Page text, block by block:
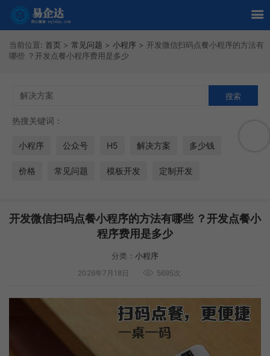
当前位置: 首页 > 常见问题 > 小程序 > 开发微信扫码点餐小程序的方法有
哪些 ？开发点餐小程序费用是多少
热搜关键词：
小程序 公众号 H5 解决方案 多少钱
价格 常见问题 模板开发 定制开发
开发微信扫码点餐小程序的方法有哪些 ？开发点餐小
程序费用是多少
分类： 小程序
2026年7月18日 5695次